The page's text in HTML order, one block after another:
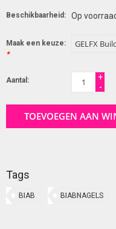
Beschikbaarheid: Op
Maak een keuze:
*
Aantal:
+
-
TOEVOEGEN AAN
Tags
BIAB BIABNAGELS